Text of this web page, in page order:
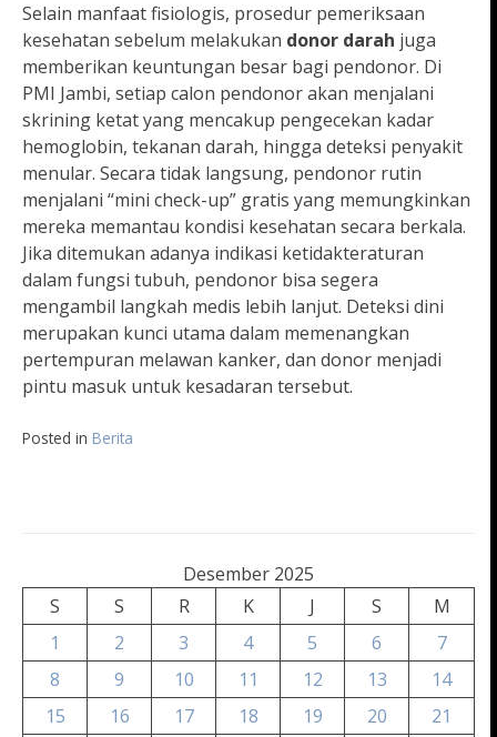
Selain manfaat fisiologis, prosedur pemeriksaan
kesehatan sebelum melakukan donor darah juga
memberikan keuntungan besar bagi pendonor. Di
PMI Jambi, setiap calon pendonor akan menjalani
skrining ketat yang mencakup pengecekan kadar
hemoglobin, tekanan darah, hingga deteksi penyakit
menular. Secara tidak langsung, pendonor rutin
menjalani “mini check-up” gratis yang memungkinkan
mereka memantau kondisi kesehatan secara berkala.
Jika ditemukan adanya indikasi ketidakteraturan
dalam fungsi tubuh, pendonor bisa segera
mengambil langkah medis lebih lanjut. Deteksi dini
merupakan kunci utama dalam memenangkan
pertempuran melawan kanker, dan donor menjadi
pintu masuk untuk kesadaran tersebut.
Posted in Berita
Desember 2025
S
S R K J S
M
1
2 3 4 5 6
7
8
9 10 11 12 13
14
15
16 17 18 19 20
21